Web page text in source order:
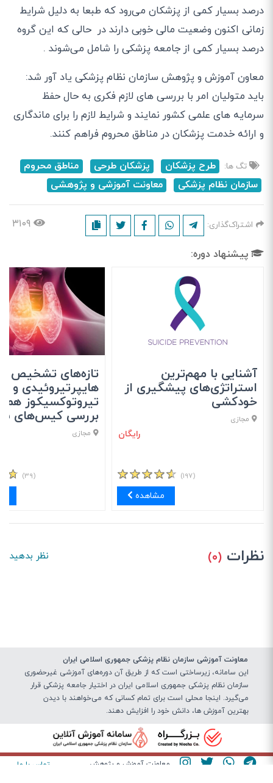
درصد بسیار کمی از پزشکان می‌رود که طبعا به دلیل شرایط
زمانی اکنون وضعیت مالی خوبی دارند در حالی که این گروه
درصد بسیار کمی از جامعه پزشکی را شامل می‌شوند .
معاون آموزش و پژوهش سازمان نظام پزشکی یاد آور شد:
باید متولیان امر با بررسی های لازم فکری به حال حفظ
سرمایه های علمی کشور نمایند و شرایط لازم را برای ماندگاری
و ارائه خدمت پزشکان در مناطق محروم فراهم کنند.
تگ ها: طرح پزشکان پزشکان طرحی
مناطق محروم
سازمان نظام پزشکی
معاونت آموزشی و پژوهشی
اشتراک‌گذاری: ۳۱۰۹
پیشنهاد دوره:
آشنایی با مهم‌ترین
استراتژی‌های پیشگیری از
خودکشی
مجازی
رایگان
(۱۹۷)
مشاهده
تازه‌های تشخیص و
هایپرتیروئیدی و
تیروتوکسیکوز
بررسی کیس‌های
مجازی
(۳۹)
نظرات (۰) نظر بدهید
معاونت آموزشی سازمان نظام پزشکی جمهوری اسلامی ایران
این سامانه، زیرساختی‌ است که از طریق آن دوره‌های آموزشی غیرحضوری
سازمان نظام پزشکی جمهوری اسلامی ایران در اختیار جامعه پزشکی قرار
می‌گیرد. اینجا محلی است برای تمام کسانی که می‌خواهند با دیدن
بهترین آموزش ها، دانش خود را افزایش دهند.
معاونت آموزش و پژوهش تماس با ما